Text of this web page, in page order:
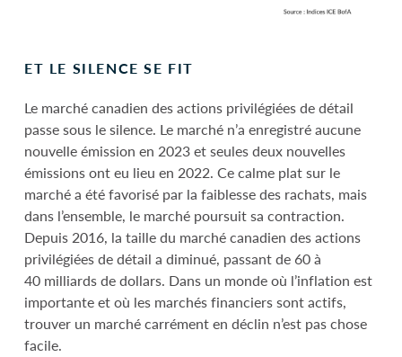
ET LE SILENCE SE FIT
Le marché canadien des actions privilégiées de détail
passe sous le silence. Le marché n’a enregistré aucune
nouvelle émission en 2023 et seules deux nouvelles
émissions ont eu lieu en 2022. Ce calme plat sur le
marché a été favorisé par la faiblesse des rachats, mais
dans l’ensemble, le marché poursuit sa contraction.
Depuis 2016, la taille du marché canadien des actions
privilégiées de détail a diminué, passant de 60 à
40 milliards de dollars. Dans un monde où l’inflation est
importante et où les marchés financiers sont actifs,
trouver un marché carrément en déclin n’est pas chose
facile.